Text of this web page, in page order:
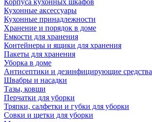
Корпуса кухонных шкафов
Кухонные аксессуары
Кухонные принадлежности
Хранение и порядок в доме
Емкости для хранения
Контейнеры и ящики для хранения
Пакеты для хранения
Уборка в доме
Антисептики и дезинфицирующие средства
Швабры и насадки
Тазы, ковши
Перчатки для уборки
Тряпки, салфетки и губки для уборки
Совки и щетки для уборки